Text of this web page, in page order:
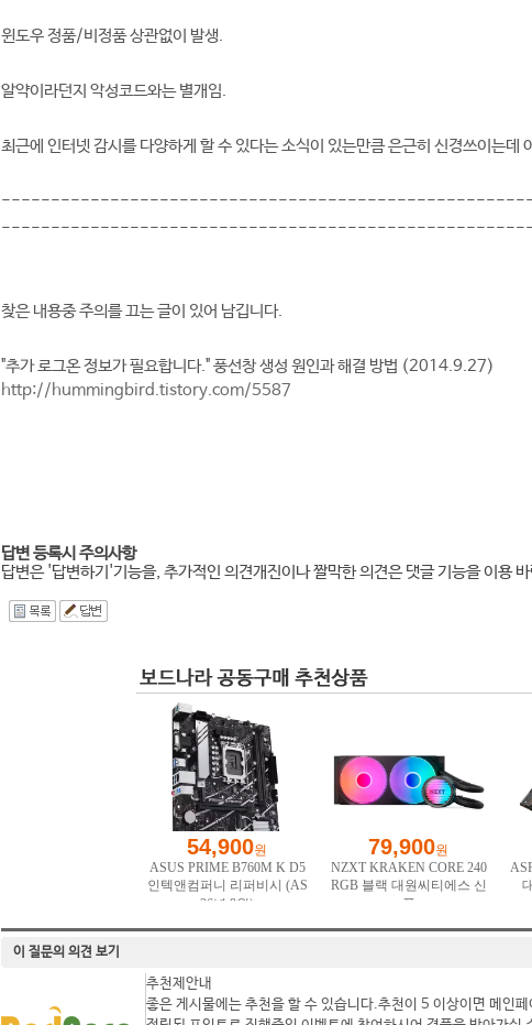
윈도우 정품/비정품 상관없이 발생.
알약이라던지 악성코드와는 별개임.
최근에 인터넷 감시를 다양하게 할 수 있다는 소식이 있는만큼 은근히 신경쓰이는데
찾은 내용중 주의를 끄는 글이 있어 남깁니다.
"추가 로그온 정보가 필요합니다." 풍선창 생성 원인과 해결 방법 (2014.9.27)
http://hummingbird.tistory.com/5587
답변 등록시 주의사항
답변은 '답변하기'기능을, 추가적인 의견개진이나 짤막한 의견은 댓글 기능을 이용
이 질문의 의견 보기
추천제안내
좋은 게시물에는 추천을 할 수 있습니다.추천이 5 이상이면 메인